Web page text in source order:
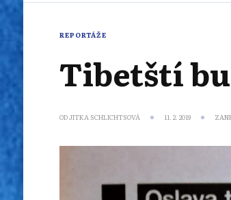
REPORTÁŽE
Tibetští
ODJITKA SCHLICHTSOVÁ 11. 2. 2019